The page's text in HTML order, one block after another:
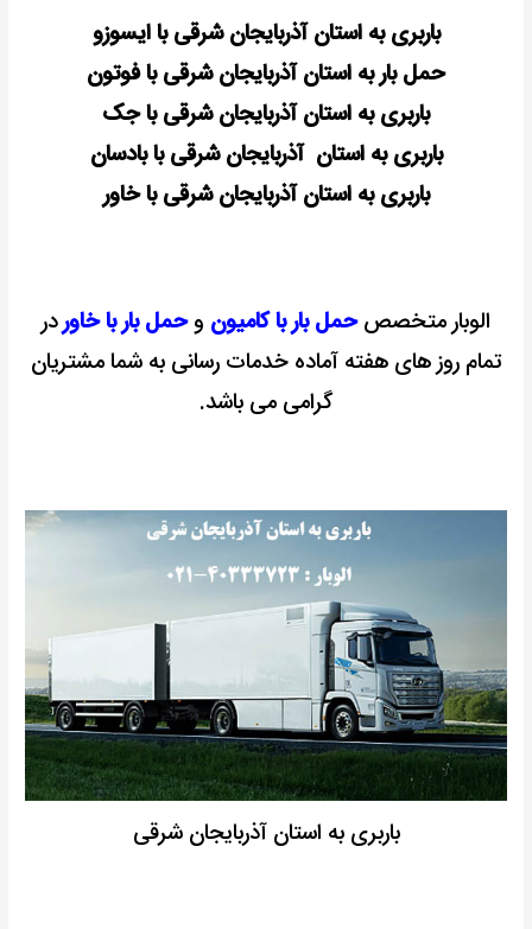
باربری به استان آذربایجان شرقی با ایسوزو
حمل بار به استان آذربایجان شرقی با فوتون
باربری به استان آذربایجان شرقی با جک
باربری به استان آذربایجان شرقی با بادسان
باربری به استان آذربایجان شرقی با خاور
الوبار متخصص حمل بار با کامیون وحمل بار با خاوردر
تمام روز های هفته آماده خدمات رسانی به شما مشتریان
گرامی می باشد.
باربری به استان آذربایجان شرقی